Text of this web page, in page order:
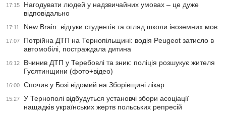
17:15
Нагодувати людей у надзвичайних умовах – це дуже
відповідально
17:11 New Brain: відгуки студентів та огляд школи іноземних мов
17:07
Потрійна ДТП на Тернопільщині: водія Peugeot затисло в
автомобілі, постраждала дитина
16:12
Вчинив ДТП у Теребовлі та зник: поліція розшукує жителя
Гусятинщини (фото+відео)
16:00 Спочив у Бозі відомий на Зборівщині лікар
15:27
У Тернополі відбудуться установчі збори асоціації
нащадків українських жертв польських репресій